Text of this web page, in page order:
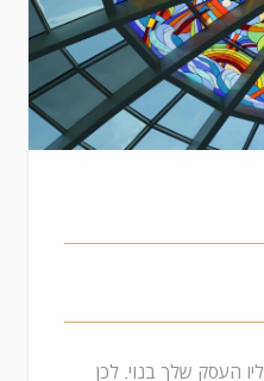
העסק שלך בנוי. לכן